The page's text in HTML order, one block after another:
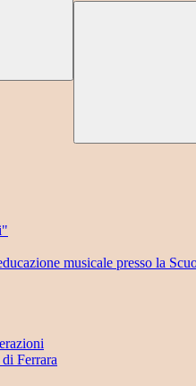
musicale presso la
Ferrara